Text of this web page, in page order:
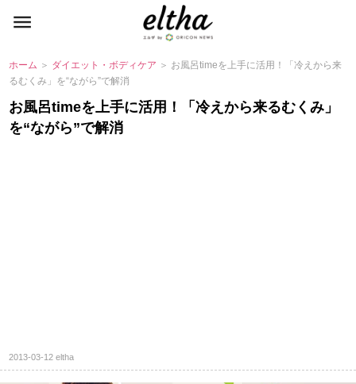
ホーム ＞ ダイエット・ボディケア ＞ お風呂timeを上手に活用！「冷えから来
るむくみ」を“ながら”で解消
お風呂timeを上手に活用！「冷えから来るむくみ」
を“ながら”で解消
2013-03-12eltha